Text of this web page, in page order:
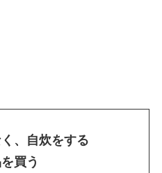
、自炊をする
買う